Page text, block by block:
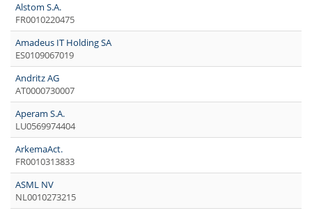
Alstom S.A.
FR0010220475
Amadeus IT Holding SA
ES0109067019
Andritz AG
AT0000730007
Aperam S.A.
LU0569974404
ArkemaAct.
FR0010313833
ASML NV
NL0010273215